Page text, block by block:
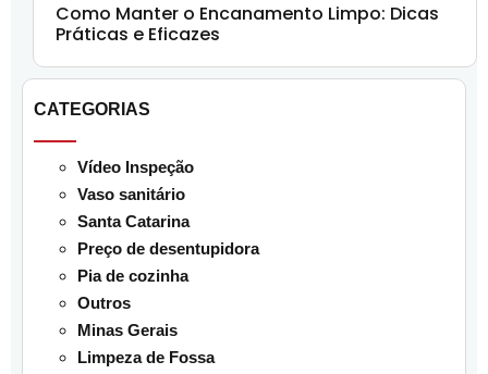
Como Manter o Encanamento Limpo: Dicas
Práticas e Eficazes
CATEGORIAS
Vídeo Inspeção
Vaso sanitário
Santa Catarina
Preço de desentupidora
Pia de cozinha
Outros
Minas Gerais
Limpeza de Fossa